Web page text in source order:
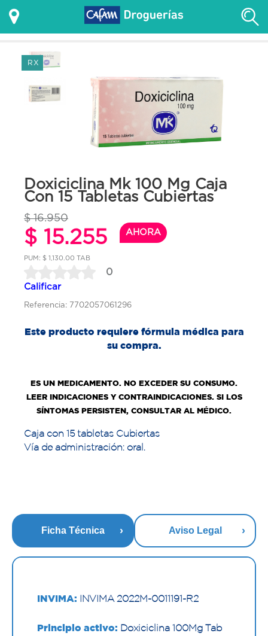
RX
Doxiciclina Mk 100 Mg Caja
Con 15 Tabletas Cubiertas
$ 16.950
$ 15.255 AHORA
PUM: $ 1,130.00 TAB
0
Calificar
Referencia: 7702057061296
Este producto requiere fórmula médica para
su compra.
ES UN MEDICAMENTO. NO EXCEDER SU CONSUMO.
LEER INDICACIONES Y CONTRAINDICACIONES. SI LOS
SÍNTOMAS PERSISTEN, CONSULTAR AL MÉDICO.
Caja con 15 tabletas Cubiertas
Vía de administración: oral.
Ficha Técnica Aviso Legal
INVIMA: INVIMA 2022M-0011191-R2
Principio activo: Doxiciclina 100Mg Tab